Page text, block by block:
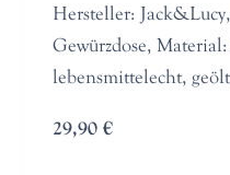
Hersteller:
Gewürzdose,
lebensmittelecht,
29,90 €